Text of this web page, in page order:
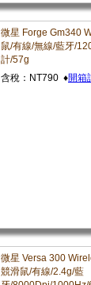
微星 Forge Gm340
鼠/有線/無線/藍牙/
計/57g
含稅：NT790 ♦開箱
微星 Versa 300
競滑鼠/有線/2.4g/藍